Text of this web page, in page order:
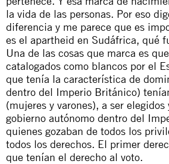
la vida de las personas. Por eso
diferencia y me parece que es
es el apartheid en Sudáfrica, qué
Una de las cosas que marca es
catalogados como blancos por el
que tenía la característica de
dentro del Imperio Británico)
(mujeres y varones), a ser elegidos
gobierno autónomo dentro del
quienes gozaban de todos los
todos los derechos. El primer
que tenían el derecho al voto.